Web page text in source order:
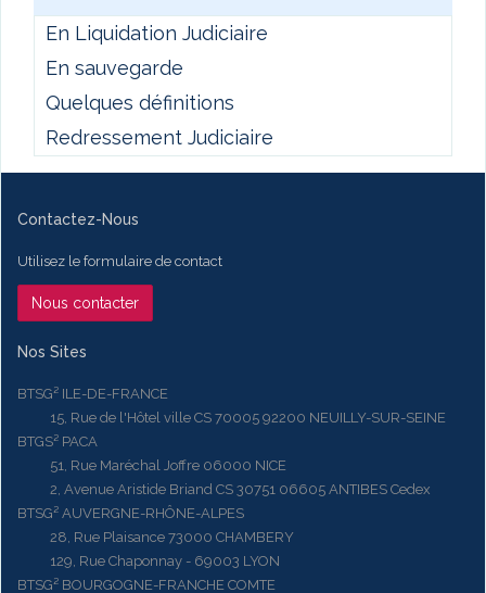
En Liquidation Judiciaire
En sauvegarde
Quelques définitions
Redressement Judiciaire
Contactez-Nous
Utilisez le formulaire de contact
Nous contacter
Nos Sites
BTSG² ILE-DE-FRANCE
15, Rue de l'Hôtel ville CS 70005 92200 NEUILLY-SUR-SEINE
BTGS² PACA
51, Rue Maréchal Joffre 06000 NICE
2, Avenue Aristide Briand CS 30751 06605 ANTIBES Cedex
BTSG² AUVERGNE-RHÔNE-ALPES
28, Rue Plaisance 73000 CHAMBERY
129, Rue Chaponnay - 69003 LYON
BTSG² BOURGOGNE-FRANCHE COMTE